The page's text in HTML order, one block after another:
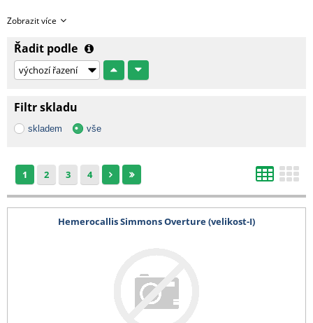
Každá další započatá paleta + 3000 Kč
Morava - 1 CC ....... 500 Kč + DPH
Čechy, Slovensko - doprava na dotaz
1 karton (max 4 plata) 200 Kč
e) Kořeny, hlízy
Zobrazit více
Řadit podle
Filtr skladu
skladem vše
1 2 3 4
Hemerocallis Simmons Overture (velikost-I)